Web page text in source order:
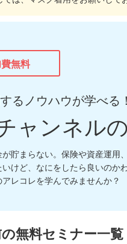
無料
るノウハウが学べる！
ャンネル
貯まらない。保険や資産運用
けど、なにをしたら良いのか
レコレを学んでみませんか？
無料セミナー一覧